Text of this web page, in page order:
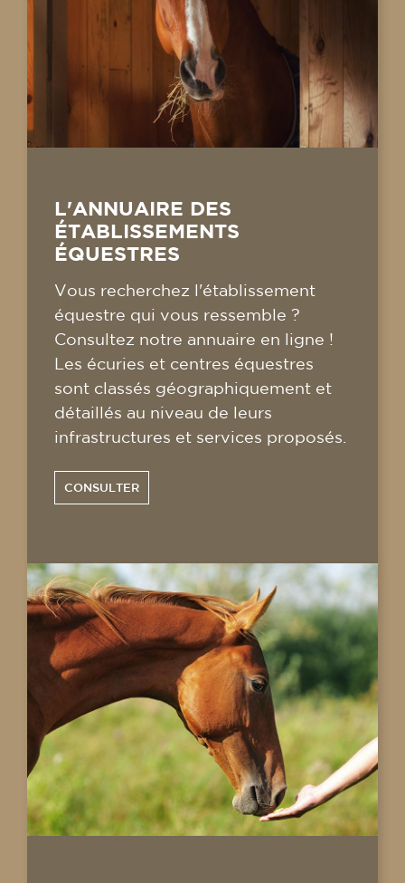
L'ANNUAIRE DES
ÉTABLISSEMENTS
ÉQUESTRES
Vous recherchez l'établissement
équestre qui vous ressemble ?
Consultez notre annuaire en ligne !
Les écuries et centres équestres
sont classés géographiquement et
détaillés au niveau de leurs
infrastructures et services proposés.
CONSULTER